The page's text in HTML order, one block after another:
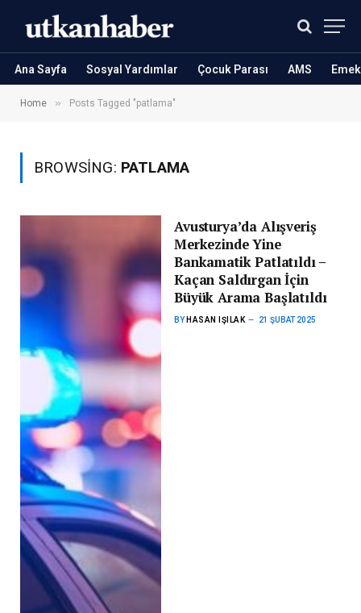
Ana Sayfa Sosyal Yardımlar Çocuk Parası AMS
Home » Posts Tagged "patlama"
BROWSING: PATLAMA
Avusturya’da Alışveriş
Merkezinde Yine
Bankamatik Patlatıldı –
Kaçan Saldırgan İçin
Büyük Arama Başlatıldı
BY HASAN IŞILAK 21 ŞUBAT 2025